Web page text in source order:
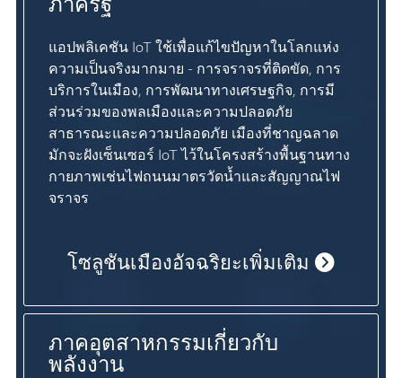
แอปพลิเคชัน IoT ใช้เพื่อแก้ไขปัญหาในโลกแห่ง
ความเป็นจริงมากมาย - การจราจรที่ติดขัด, การ
บริการในเมือง, การพัฒนาทางเศรษฐกิจ, การมี
ส่วนร่วมของพลเมืองและความปลอดภัย
สาธารณะและความปลอดภัย เมืองที่ชาญฉลาด
มักจะฝังเซ็นเซอร์ IoT ไว้ในโครงสร้างพื้นฐานทาง
กายภาพเช่นไฟถนนมาตรวัดน้ำและสัญญาณไฟ
จราจร
โซลูชันเมืองอัจฉริยะเพิ่มเติม
ภาคอุตสาหกรรมเกี่ยวกับ
พลังงาน